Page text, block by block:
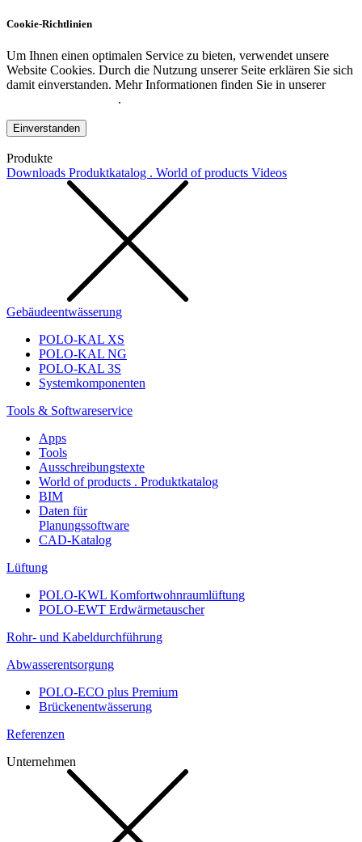
Cookie-Richtlinien
Um Ihnen einen optimalen Service zu bieten, verwendet unsere
Website Cookies. Durch die Nutzung unserer Seite erklären Sie sich
damit einverstanden. Mehr Informationen finden Sie in unserer
.
Einverstanden
Produkte
Downloads Produktkatalog . World of products Videos
Gebäudeentwässerung
POLO-KAL XS
POLO-KAL NG
POLO-KAL 3S
Systemkomponenten
Tools & Softwareservice
Apps
Tools
Ausschreibungstexte
World of products . Produktkatalog
BIM
Daten für
Planungssoftware
CAD-Katalog
Lüftung
POLO-KWL Komfortwohnraumlüftung
POLO-EWT Erdwärmetauscher
Rohr- und Kabeldurchführung
Abwasserentsorgung
POLO-ECO plus Premium
Brückenentwässerung
Referenzen
Unternehmen